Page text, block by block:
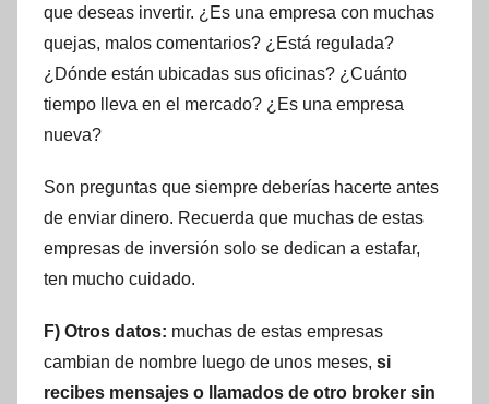
que deseas invertir. ¿Es una empresa con muchas
quejas, malos comentarios? ¿Está regulada?
¿Dónde están ubicadas sus oficinas? ¿Cuánto
tiempo lleva en el mercado? ¿Es una empresa
nueva?
Son preguntas que siempre deberías hacerte antes
de enviar dinero. Recuerda que muchas de estas
empresas de inversión solo se dedican a estafar,
ten mucho cuidado.
F) Otros datos: muchas de estas empresas
cambian de nombre luego de unos meses, si
recibes mensajes o llamados de otro broker sin